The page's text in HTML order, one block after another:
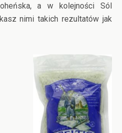
a w kolejności Sól
nimi takich rezultatów jak